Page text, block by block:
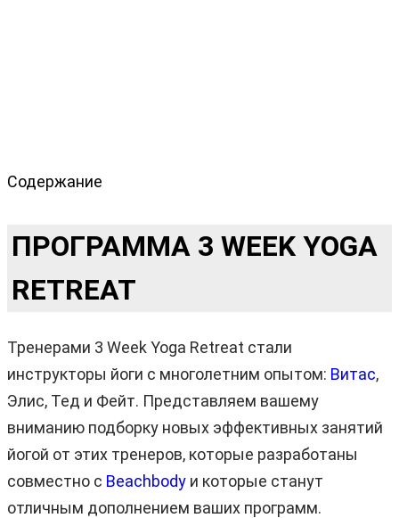
Содержание
ПРОГРАММА 3 WEEK YOGA
RETREAT
Тренерами 3 Week Yoga Retreat стали
инструкторы йоги с многолетним опытом: Витас,
Элис, Тед и Фейт. Представляем вашему
вниманию подборку новых эффективных занятий
йогой от этих тренеров, которые разработаны
совместно с Beachbody и которые станут
отличным дополнением ваших программ.